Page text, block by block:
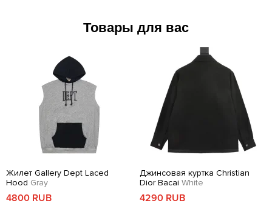
Товары для вас
Жилет Gallery Dept Laced
Hood Gray
4800 RUB
Джинсовая куртка Christian
Dior Bacai White
4290 RUB